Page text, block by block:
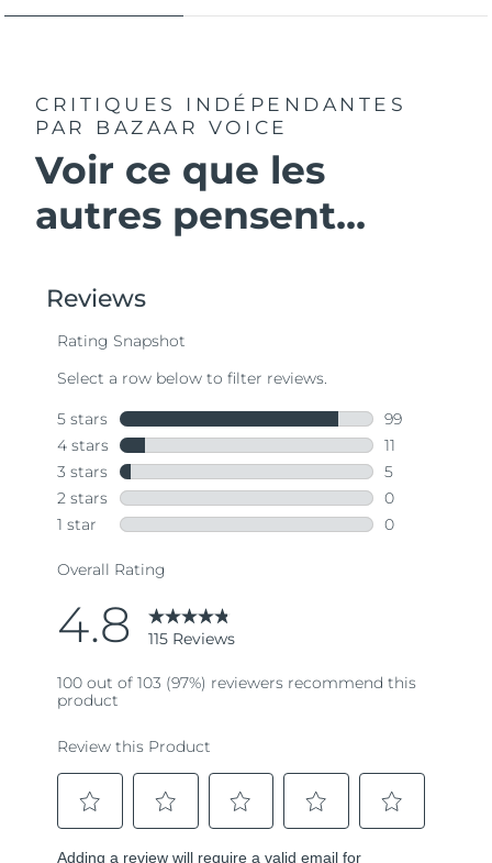
CRITIQUES INDÉPENDANTES
PAR BAZAAR VOICE
Voir ce que les
autres pensent...